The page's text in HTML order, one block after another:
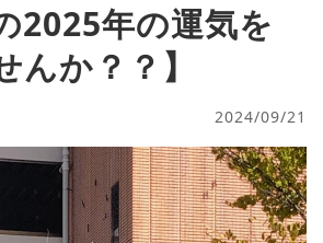
2025年の運気を
か？？】
2024/09/21